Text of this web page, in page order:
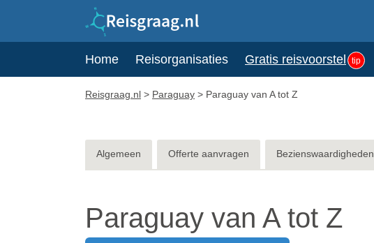
Home Reisorganisaties Gratis reisvoorstel tip
Reisgraag.nl > Paraguay > Paraguay van A tot Z
Algemeen Offerte aanvragen Bezienswaardigheden
Paraguay van A tot Z